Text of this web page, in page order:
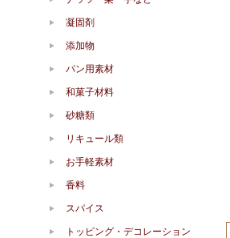
凝固剤
添加物
パン用素材
和菓子材料
砂糖類
リキュール類
お手軽素材
香料
スパイス
トッピング・デコレーション